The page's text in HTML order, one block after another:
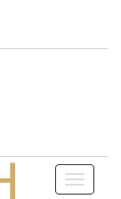
Toggle